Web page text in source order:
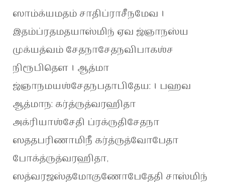
ஸாம்க்யமதம் சாதிப்ராசீநமேவ ।
இதம்ப்ரதமதயாஸ்மிந் ஏவ ஜ்ஞாநஸ்ய
முக்யத்வம் சேதநாசேதநவிபாகஶ்ச
நிரூபிதௌ । ஆத்மா
ஜ்ஞாநமயஶ்சேதநபதாபிதேய: । பஹவ
ஆத்மாந: கர்த்ருத்வரஹிதா
அக்ரியாஶ்சேதி ப்ரக்ருதிசேதநா
ஸததபரிணாமிநீ கர்த்ருத்வோபேதா
போக்த்ருத்வரஹிதா,
ஸத்வரஜஸ்தமோகுணோபேதேதி சாஸ்மிந்